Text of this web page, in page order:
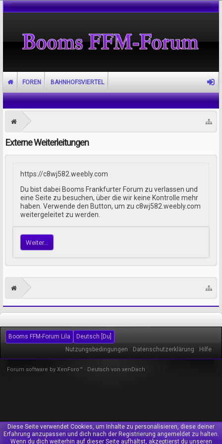
Externe Weiterleitungen
https://c8wj582.weebly.com
Du bist dabei Booms Frankfurter Forum zu verlassen und
eine Seite zu besuchen, über die wir keine Kontrolle mehr
haben. Verwende den Button, um zu c8wj582.weebly.com
weitergeleitet zu werden.
Weiter...
FOREN BAHNHOFSVIERTEL
Booms FFM-Forum Lila
Deutsch [Du]
Nutzungsbedingungen
Datenschutzerklärung Hilfe
Forum software by XenForo™ - Deutsch von xenDach
Diese Seite verwendet Cookies, um Inhalte zu personalisieren, diese deiner
Erfahrung anzupassen und dich nach der Registrierung angemeldet zu halten.
Wenn du dich weiterhin auf dieser Seite aufhältst, akzeptierst du unseren